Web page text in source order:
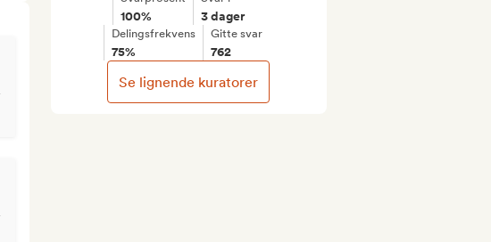
100% 3 dager
Delingsfrekvens
75%
Gitte svar
762
Se lignende kuratorer